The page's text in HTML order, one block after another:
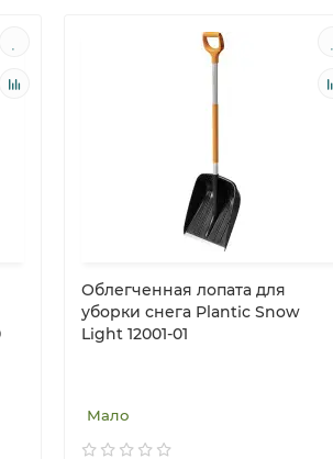
Облегченная лопата для
уборки снега Plantic Snow
Light 12001-01
Мало